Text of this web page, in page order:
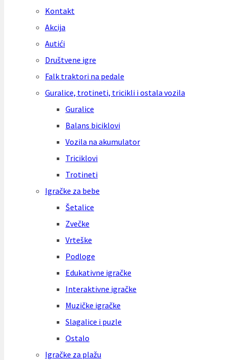
Kontakt
Akcija
Autići
Društvene igre
Falk traktori na pedale
Guralice, trotineti, tricikli i ostala vozila
Guralice
Balans biciklovi
Vozila na akumulator
Triciklovi
Trotineti
Igračke za bebe
Šetalice
Zvečke
Vrteške
Podloge
Edukativne igračke
Interaktivne igračke
Muzičke igračke
Slagalice i puzle
Ostalo
Igračke za plažu